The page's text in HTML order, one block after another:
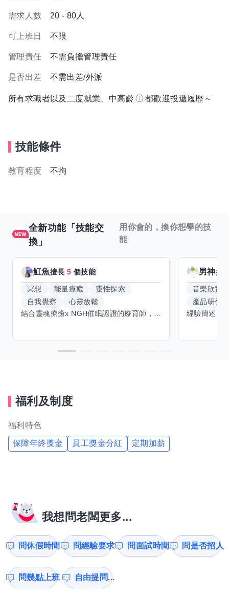
需求人數 20 - 80人
可上班日 不限
管理責任 不需負擔管理責任
是否出差 不需出差/外派
所有求職者以及二度就業、中高齡 都歡迎投遞履歷～
技能條件
教育程度 不拘
全新功能「技能交
換」
用你會的，換你想學的技
能
魟魚擅長5 個技能
冥想 能量療癒
靈性探索
自我覺察
心靈放鬆
男神擅
音樂欣賞
產品研發
福利及制度
福利特色
保障年終獎金 員工獎金分紅 定期加薪
我想問老闆更多...
問休假時間 問經驗要求 問面試時間 問是否招人
問幾點上班 自由提問...